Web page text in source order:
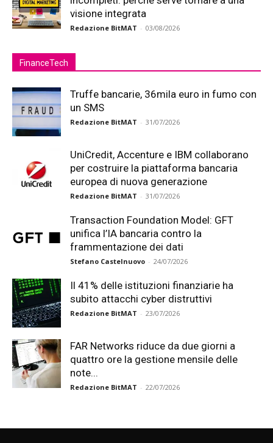
visione integrata
Redazione BitMAT - 03/08/2026
FinanceTech
Truffe bancarie, 36mila euro in fumo con
un SMS
Redazione BitMAT - 31/07/2026
UniCredit, Accenture e IBM collaborano
per costruire la piattaforma bancaria
europea di nuova generazione
Redazione BitMAT - 31/07/2026
Transaction Foundation Model: GFT
unifica l’IA bancaria contro la
frammentazione dei dati
Stefano Castelnuovo - 24/07/2026
Il 41% delle istituzioni finanziarie ha
subito attacchi cyber distruttivi
Redazione BitMAT - 23/07/2026
FAR Networks riduce da due giorni a
quattro ore la gestione mensile delle
note...
Redazione BitMAT - 22/07/2026